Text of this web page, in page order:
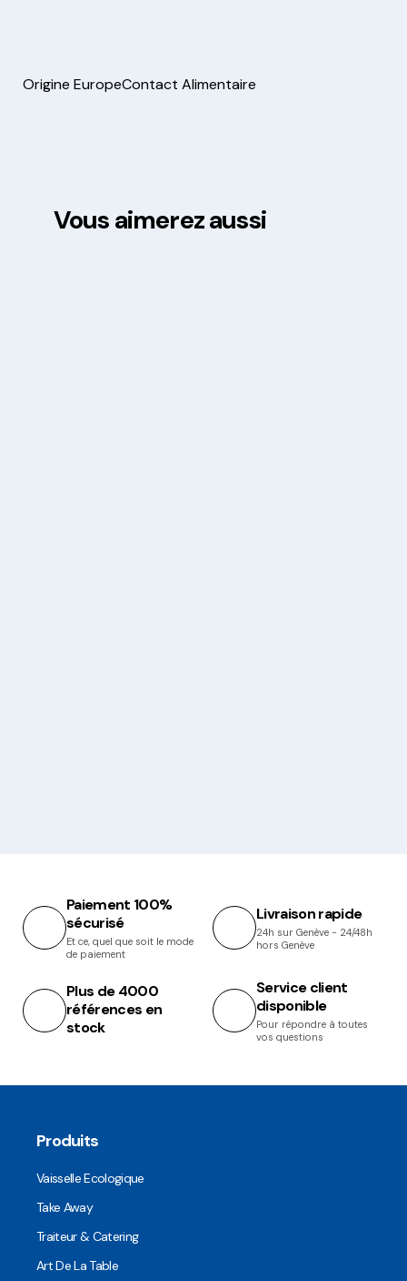
Origine EuropeContact Alimentaire
Vous aimerez aussi
Paiement 100%
sécurisé
Et ce, quel que soit le mode
de paiement
Livraison rapide
24h sur Genève - 24/48h
hors Genève
Plus de 4000
références en
stock
Service client
disponible
Pour répondre à toutes
vos questions
Produits
Vaisselle Ecologique
Take Away
Traiteur & Catering
Art De La Table